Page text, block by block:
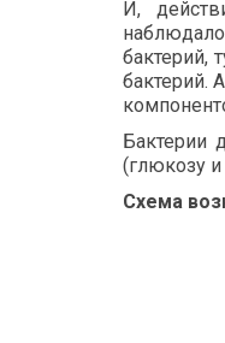
И,
бактерий,
бактерий.
Бактерии
(глюкозу
Схема